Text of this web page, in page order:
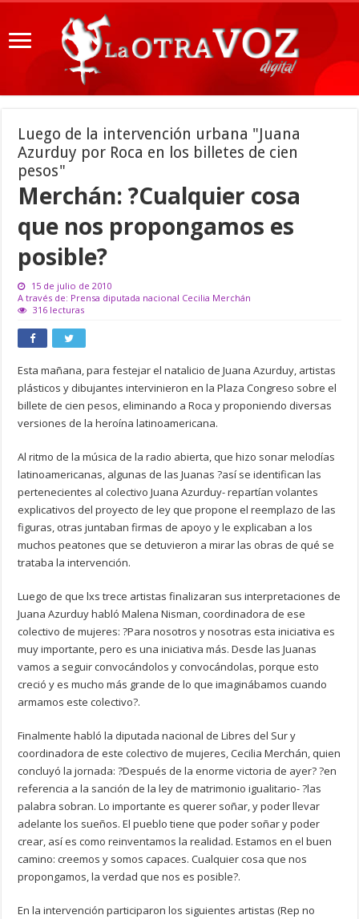
Luego de la intervención urbana "Juana
Azurduy por Roca en los billetes de cien
pesos"
Merchán: ?Cualquier cosa
que nos propongamos es
posible?
15 de julio de 2010
A través de: Prensa diputada nacional Cecilia Merchán
316 lecturas
Esta mañana, para festejar el natalicio de Juana Azurduy, artistas
plásticos y dibujantes intervinieron en la Plaza Congreso sobre el
billete de cien pesos, eliminando a Roca y proponiendo diversas
versiones de la heroína latinoamericana.
Al ritmo de la música de la radio abierta, que hizo sonar melodías
latinoamericanas, algunas de las Juanas ?así se identifican las
pertenecientes al colectivo Juana Azurduy- repartían volantes
explicativos del proyecto de ley que propone el reemplazo de las
figuras, otras juntaban firmas de apoyo y le explicaban a los
muchos peatones que se detuvieron a mirar las obras de qué se
trataba la intervención.
Luego de que lxs trece artistas finalizaran sus interpretaciones de
Juana Azurduy habló Malena Nisman, coordinadora de ese
colectivo de mujeres: ?Para nosotros y nosotras esta iniciativa es
muy importante, pero es una iniciativa más. Desde las Juanas
vamos a seguir convocándolos y convocándolas, porque esto
creció y es mucho más grande de lo que imaginábamos cuando
armamos este colectivo?.
Finalmente habló la diputada nacional de Libres del Sur y
coordinadora de este colectivo de mujeres, Cecilia Merchán, quien
concluyó la jornada: ?Después de la enorme victoria de ayer? ?en
referencia a la sanción de la ley de matrimonio igualitario- ?las
palabra sobran. Lo importante es querer soñar, y poder llevar
adelante los sueños. El pueblo tiene que poder soñar y poder
crear, así es como reinventamos la realidad. Estamos en el buen
camino: creemos y somos capaces. Cualquier cosa que nos
propongamos, la verdad que nos es posible?.
En la intervención participaron los siguientes artistas (Rep no